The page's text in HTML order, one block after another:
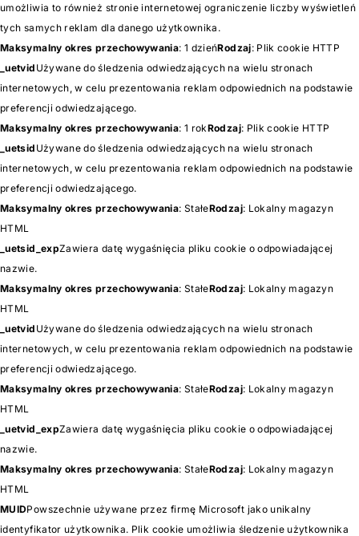
umożliwia to również stronie internetowej ograniczenie liczby wyświetleń
tych samych reklam dla danego użytkownika.
Maksymalny okres przechowywania: 1 dzieńRodzaj: Plik cookie HTTP
_uetvid Używane do śledzenia odwiedzających na wielu stronach
internetowych, w celu prezentowania reklam odpowiednich na podstawie
preferencji odwiedzającego.
Maksymalny okres przechowywania: 1 rokRodzaj: Plik cookie HTTP
_uetsid Używane do śledzenia odwiedzających na wielu stronach
internetowych, w celu prezentowania reklam odpowiednich na podstawie
preferencji odwiedzającego.
Maksymalny okres przechowywania: StałeRodzaj: Lokalny magazyn
HTML
_uetsid_expZawiera datę wygaśnięcia pliku cookie o odpowiadającej
nazwie.
Maksymalny okres przechowywania: StałeRodzaj: Lokalny magazyn
HTML
_uetvid Używane do śledzenia odwiedzających na wielu stronach
internetowych, w celu prezentowania reklam odpowiednich na podstawie
preferencji odwiedzającego.
Maksymalny okres przechowywania: StałeRodzaj: Lokalny magazyn
HTML
_uetvid_expZawiera datę wygaśnięcia pliku cookie o odpowiadającej
nazwie.
Maksymalny okres przechowywania: StałeRodzaj: Lokalny magazyn
HTML
MUIDPowszechnie używane przez firmę Microsoft jako unikalny
identyfikator użytkownika. Plik cookie umożliwia śledzenie użytkownika